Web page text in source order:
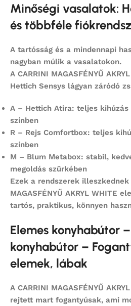
Minőségi vasalatok:
és többféle
A tartósság és a mindennapi
nagyban múlik a vasalatokon.
A CARRINI MAGASFÉNYŰ
Hettich Sensys lágyan záródó
A – Hettich Atira: teljes
színben
R – Rejs Comfortbox: teljes
színben
M – Blum Metabox: stabil,
megoldás szürkében
Ezek a rendszerek illeszkednek
MAGASFÉNYŰ AKRYL WHITE
tartós, praktikus, könnyen
Elemes konyhabútor
konyhabútor –
elemek, lábak
A CARRINI MAGASFÉNYŰ
rejtett mart fogantyúsak, ami